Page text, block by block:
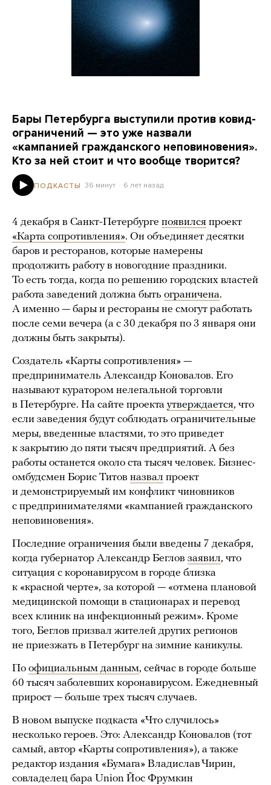
Бары Петербурга выступили против ковид-
ограничений — это уже назвали
«кампанией гражданского неповиновения».
Кто за ней стоит и что вообще творится?
ПОДКАСТЫ 36 минут 6 лет назад
4 декабря в Санкт-Петербурге появился проект
«Карта сопротивления». Он объединяет десятки
баров и ресторанов, которые намерены
продолжить работу в новогодние праздники.
То есть тогда, когда по решению городских властей
работа заведений должна быть ограничена.
А именно — бары и рестораны не смогут работать
после семи вечера (а с 30 декабря по 3 января они
должны быть закрыты).
Создатель «Карты сопротивления» —
предприниматель Александр Коновалов. Его
называют куратором нелегальной торговли
в Петербурге. На сайте проекта утверждается, что
если заведения будут соблюдать ограничительные
меры, введенные властями, то это приведет
к закрытию до пяти тысяч предприятий. А без
работы останется около ста тысяч человек. Бизнес-
омбудсмен Борис Титов назвал проект
и демонстрируемый им конфликт чиновников
с предпринимателями «кампанией гражданского
неповиновения».
Последние ограничения были введены 7 декабря,
когда губернатор Александр Беглов заявил, что
ситуация с коронавирусом в городе близка
к «красной черте», за которой — «отмена плановой
медицинской помощи в стационарах и перевод
всех клиник на инфекционный режим». Кроме
того, Беглов призвал жителей других регионов
не приезжать в Петербург на зимние каникулы.
По официальным данным, сейчас в городе больше
60 тысяч заболевших коронавирусом. Ежедневный
прирост — больше трех тысяч случаев.
В новом выпуске подкаста «Что случилось»
несколько героев. Это: Александр Коновалов (тот
самый, автор «Карты сопротивления»), а также
редактор издания «Бумага» Владислав Чирин,
совладелец бара Union Йос Фрумкин